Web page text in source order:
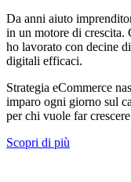
Da anni aiuto
in un motore di crescita.
ho lavorato con decine
digitali efficaci.
Strategia eCommerce
imparo ogni giorno sul
per chi vuole far
Scopri di più